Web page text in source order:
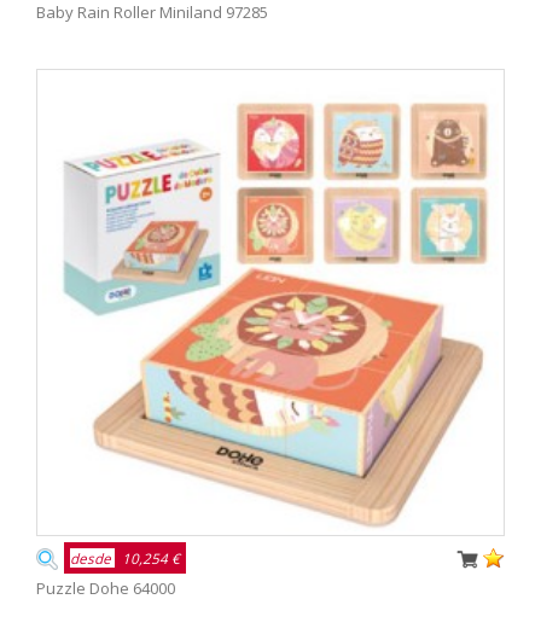
Baby Rain Roller Miniland 97285
desde 10,254 €
Puzzle Dohe 64000